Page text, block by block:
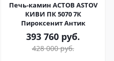
Печь-камин АСТОВ ASTOV
КИВИ ПК 5070 7К
Пироксенит Антик
393 760 руб.
428 000руб.